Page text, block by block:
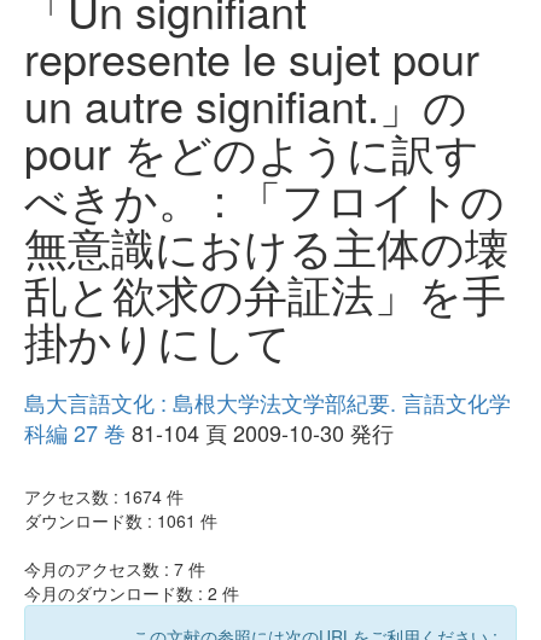
represente le sujet pour
un autre signifiant.」の
pour をどのように訳す
べきか。 : 「フロイトの
無意識における主体の壊
乱と欲求の弁証法」を手
掛かりにして
島大言語文化 : 島根大学法文学部紀要. 言語文化学
科編 27 巻 81-104 頁 2009-10-30 発行
アクセス数 : 1674 件
ダウンロード数 : 1061 件
今月のアクセス数 : 7 件
今月のダウンロード数 : 2 件